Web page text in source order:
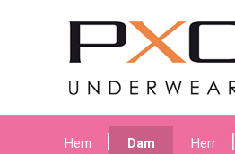
Hem Dam Herr